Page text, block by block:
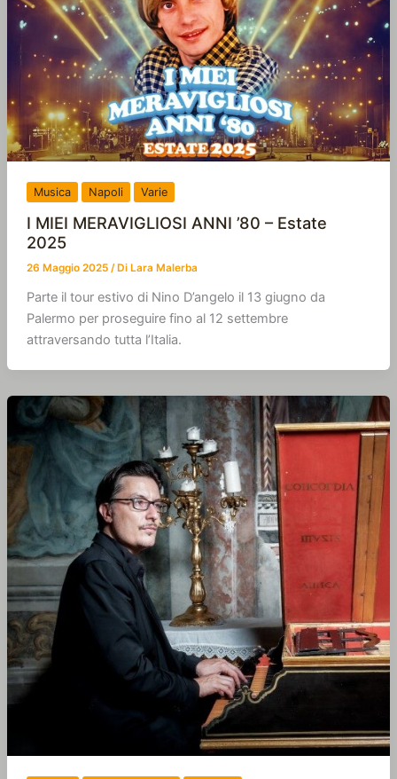
Musica Napoli Varie
I MIEI MERAVIGLIOSI ANNI ’80 – Estate
2025
26 Maggio 2025 / Di Lara Malerba
Parte il tour estivo di Nino D’angelo il 13 giugno da
Palermo per proseguire fino al 12 settembre
attraversando tutta l’Italia.